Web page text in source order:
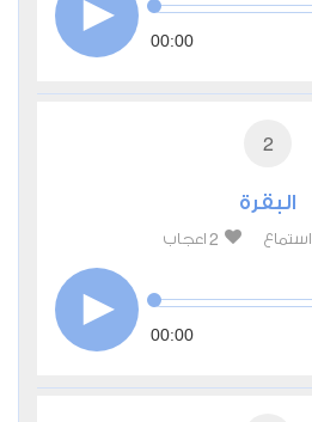
00:00
2
البقرة
استماع 2 اعجاب
00:00